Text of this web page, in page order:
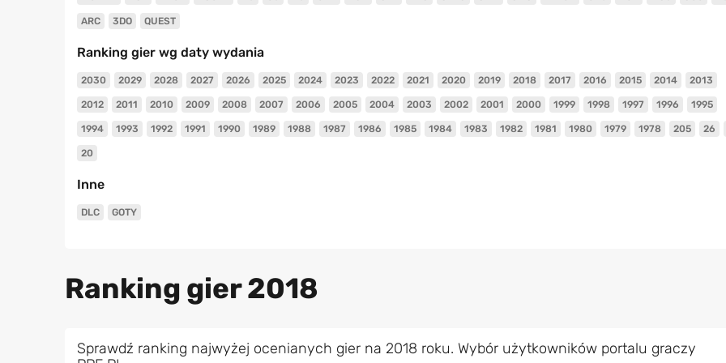
ARC 3DO QUEST
Ranking gier wg daty wydania
2030 2029 2028 2027 2026 2025 2024 2023 2022 2021 2020 2019 2018 2017 2016 2015 2014 2013
2012 2011 2010 2009 2008 2007 2006 2005 2004 2003 2002 2001 2000 1999 1998 1997 1996 1995
1994 1993 1992 1991 1990 1989 1988 1987 1986 1985 1984 1983 1982 1981 1980 1979 1978 205 26
20
Inne
DLC GOTY
Ranking gier 2018
Sprawdź ranking najwyżej ocenianych gier na 2018 roku. Wybór użytkowników portalu graczy